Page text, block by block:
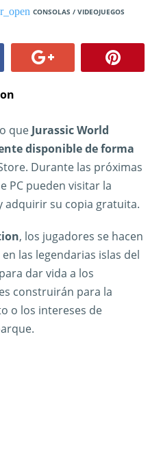
CONSOLAS / VIDEOJUEGOS
que Jurassic World
disponible de forma
Durante las próximas
PC pueden visitar la
adquirir su copia gratuita.
, los jugadores se hacen
las legendarias islas del
dar vida a los
construirán para la
o los intereses de